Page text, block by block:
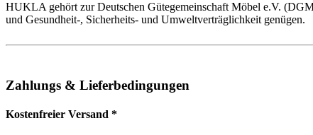
HUKLA gehört zur Deutschen Gütegemeinschaft Möbel e.V.
und Gesundheit-, Sicherheits- und Umweltverträglichkeit genügen.
Zahlungs & Lieferbedingungen
Kostenfreier Versand *